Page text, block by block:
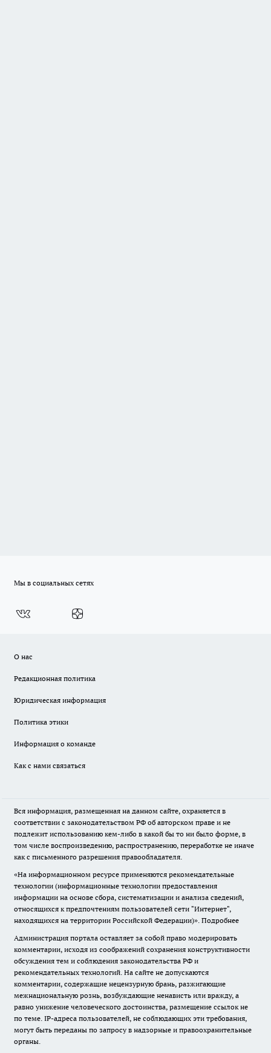
Мы в социальных сетях
О нас
Редакционная политика
Юридическая информация
Политика этики
Информация о команде
Как с нами связаться
Вся информация, размещенная на данном сайте, охраняется в
соответствии с законодательством РФ об авторском праве и не
подлежит использованию кем-либо в какой бы то ни было форме, в
том числе воспроизведению, распространению, переработке не иначе
как с письменного разрешения правообладателя.
«На информационном ресурсе применяются рекомендательные
технологии (информационные технологии предоставления
информации на основе сбора, систематизации и анализа сведений,
относящихся к предпочтениям пользователей сети "Интернет",
находящихся на территории Российской Федерации)». Подробнее
Администрация портала оставляет за собой право модерировать
комментарии, исходя из соображений сохранения конструктивности
обсуждения тем и соблюдения законодательства РФ и
рекомендательных технологий. На сайте не допускаются
комментарии, содержащие нецензурную брань, разжигающие
межнациональную рознь, возбуждающие ненависть или вражду, а
равно унижение человеческого достоинства, размещение ссылок не
по теме. IP-адреса пользователей, не соблюдающих эти требования,
могут быть переданы по запросу в надзорные и правоохранительные
органы.